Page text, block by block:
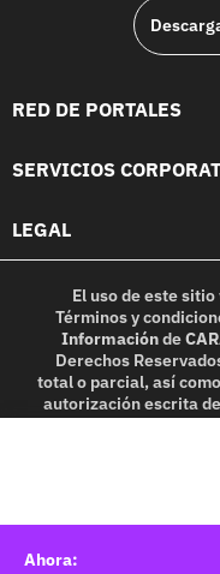
RED DE PORTALES
SERVICIOS
LEGAL
El uso de este
Términos y
Informaciónde
Derechos
total o parcial, así
autorización escrita
in part, or